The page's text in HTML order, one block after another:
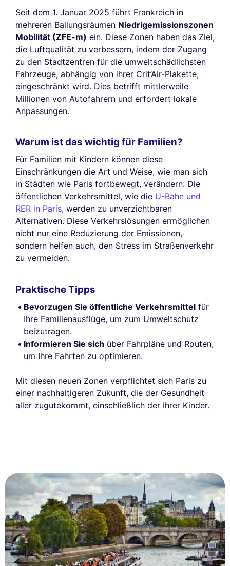
Seit dem 1. Januar 2025 führt Frankreich in
mehreren Ballungsräumen Niedrigemissionszonen
Mobilität (ZFE-m) ein. Diese Zonen haben das Ziel,
die Luftqualität zu verbessern, indem der Zugang
zu den Stadtzentren für die umweltschädlichsten
Fahrzeuge, abhängig von ihrer Crit’Air-Plakette,
eingeschränkt wird. Dies betrifft mittlerweile
Millionen von Autofahrern und erfordert lokale
Anpassungen.
Warum ist das wichtig für Familien?
Für Familien mit Kindern können diese
Einschränkungen die Art und Weise, wie man sich
in Städten wie Paris fortbewegt, verändern. Die
öffentlichen Verkehrsmittel, wie die U-Bahn und
RER in Paris, werden zu unverzichtbaren
Alternativen. Diese Verkehrslösungen ermöglichen
nicht nur eine Reduzierung der Emissionen,
sondern helfen auch, den Stress im Straßenverkehr
zu vermeiden.
Praktische Tipps
Bevorzugen Sie öffentliche Verkehrsmittel für
Ihre Familienausflüge, um zum Umweltschutz
beizutragen.
Informieren Sie sich über Fahrpläne und Routen,
um Ihre Fahrten zu optimieren.
Mit diesen neuen Zonen verpflichtet sich Paris zu
einer nachhaltigeren Zukunft, die der Gesundheit
aller zugutekommt, einschließlich der Ihrer Kinder.